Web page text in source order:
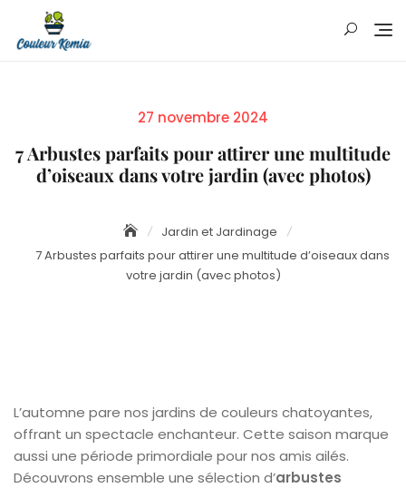
content
Posted
27 novembre 2024
7 Arbustes parfaits pour attirer une multitude
d’oiseaux dans votre jardin (avec photos)
Jardin et Jardinage
7 Arbustes parfaits pour attirer une multitude d’oiseaux dans
votre jardin (avec photos)
L’automne pare nos jardins de couleurs chatoyantes,
offrant un spectacle enchanteur. Cette saison marque
aussi une période primordiale pour nos amis ailés.
Découvrons ensemble une sélection d’arbustes